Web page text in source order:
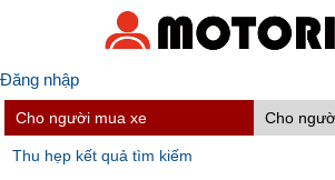
Đăng nhập
Cho người mua xe Cho
Thu hẹp kết quả tìm kiếm